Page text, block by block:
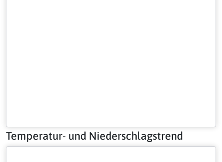
Temperatur- und Niederschlagstrend